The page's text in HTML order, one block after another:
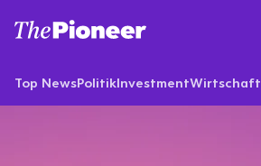
Top NewsPolitikInvestmentWirtschaft